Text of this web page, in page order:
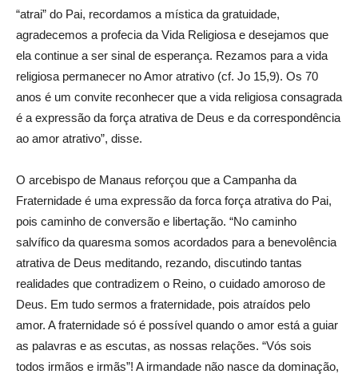
“atrai” do Pai, recordamos a mística da gratuidade,
agradecemos a profecia da Vida Religiosa e desejamos que
ela continue a ser sinal de esperança. Rezamos para a vida
religiosa permanecer no Amor atrativo (cf. Jo 15,9). Os 70
anos é um convite reconhecer que a vida religiosa consagrada
é a expressão da força atrativa de Deus e da correspondência
ao amor atrativo”, disse.
O arcebispo de Manaus reforçou que a Campanha da
Fraternidade é uma expressão da forca força atrativa do Pai,
pois caminho de conversão e libertação. “No caminho
salvífico da quaresma somos acordados para a benevolência
atrativa de Deus meditando, rezando, discutindo tantas
realidades que contradizem o Reino, o cuidado amoroso de
Deus. Em tudo sermos a fraternidade, pois atraídos pelo
amor. A fraternidade só é possível quando o amor está a guiar
as palavras e as escutas, as nossas relações. “Vós sois
todos irmãos e irmãs”! A irmandade não nasce da dominação,